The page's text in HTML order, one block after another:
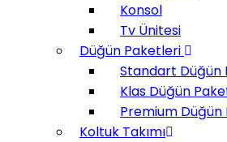
Konsol
Tv Ünitesi
Düğün Paketleri
Standart Düğün
Klas Düğün
Premium Düğün
Koltuk Takımı